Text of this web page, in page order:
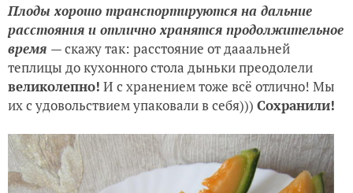
Плоды хорошо транспортируются на дальние
расстояния и отлично хранятся продолжительное
время — скажу так: расстояние от дааальней
теплицы до кухонного стола дыньки преодолели
великолепно! И с хранением тоже всё отлично! Мы
их с удовольствием упаковали в себя))) Сохранили!